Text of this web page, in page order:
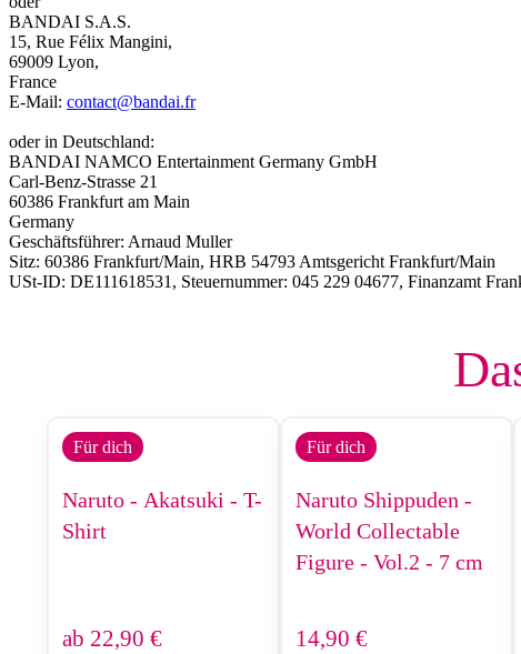
BANDAI S.A.S.
15, Rue Félix Mangini,
69009 Lyon,
France
E-Mail: contact@bandai.fr
oder in Deutschland:
BANDAI NAMCO Entertainment Germany GmbH
Carl-Benz-Strasse 21
60386 Frankfurt am Main
Germany
Geschäftsführer: Arnaud Muller
Sitz: 60386 Frankfurt/Main, HRB 54793 Amtsgericht Frankfurt/Main
USt-ID: DE111618531, Steuernummer: 045 229 04677, Finanzamt
Für dich
Naruto - Akatsuki - T-
Shirt
ab 22,90 €
Für dich
Naruto Shippuden -
World Collectable
Figure - Vol.2 - 7 cm
14,90 €